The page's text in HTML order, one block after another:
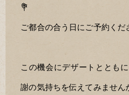
💐
ご都合の合う日にご予約くだ
この機会にデザートととも
謝の気持ちを伝えてみません